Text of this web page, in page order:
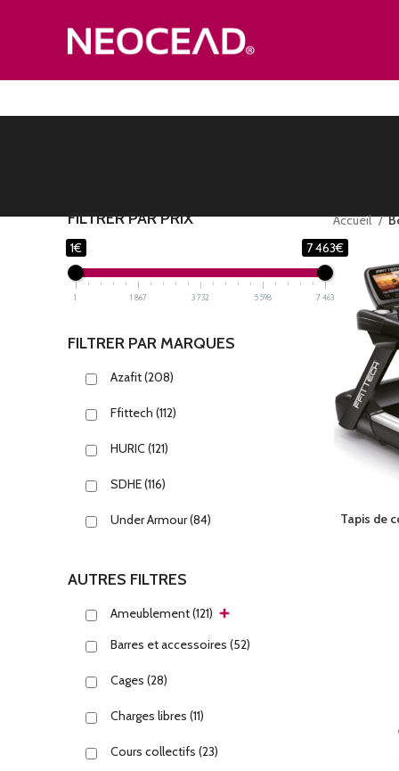
FILTRER PAR PRIX
1€ 7 463€
1 1 867 3 732 5 598 7 463
FILTRER PAR MARQUES
Azafit(208)
Ffittech (112)
HURIC (121)
SDHE(116)
Under Armour(84)
AUTRES FILTRES
Ameublement(121)
Barres et accessoires (52)
Cages (28)
Charges libres (11)
Cours collectifs (23)
Accueil
Tapis de